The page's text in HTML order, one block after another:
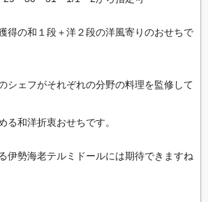
得の和１段＋洋２段の洋風寄りのおせちで
シェフがそれぞれの分野の料理を監修して
る和洋折衷おせちです。
伊勢海老テルミドールには期待できますね